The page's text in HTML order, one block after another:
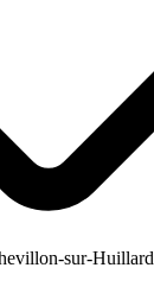
sur-Huillard